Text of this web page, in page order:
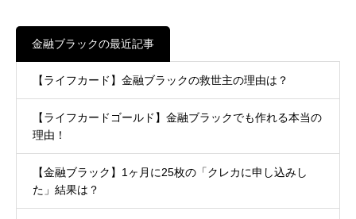
金融ブラックの最近記事
【ライフカード】金融ブラックの救世主の理由は？
【ライフカードゴールド】金融ブラックでも作れる本当の
理由！
【金融ブラック】1ヶ月に25枚の「クレカに申し込みし
た」結果は？